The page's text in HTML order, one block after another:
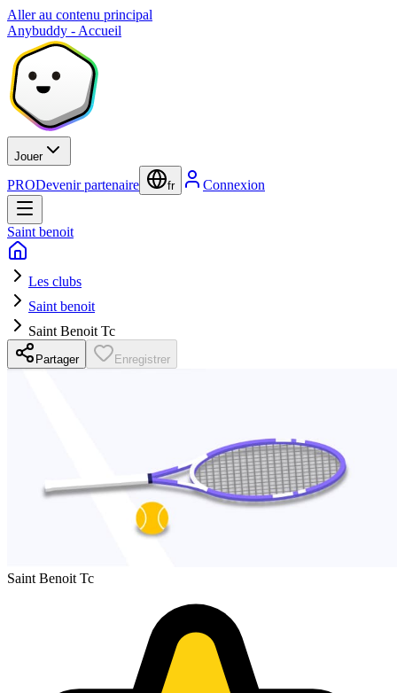
Aller au contenu principal
Anybuddy - Accueil
Jouer
PRODevenir partenaire fr Connexion
Saint benoit
Les clubs
Saint benoit
Saint Benoit Tc
Partager Enregistrer
Saint Benoit Tc